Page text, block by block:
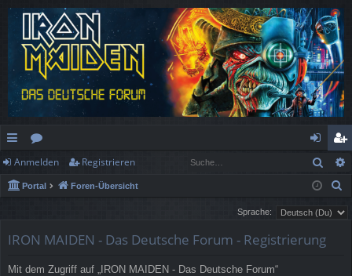
ch
ne
ug
rif
or
en
n
m
el
de
eg
ist
rie
Anmelden Registrieren
Portal Foren-Übersicht
Sprache:
IRON MAIDEN - Das Deutsche Forum - Registrierung
Mit dem Zugriff auf „IRON MAIDEN - Das Deutsche Forum“